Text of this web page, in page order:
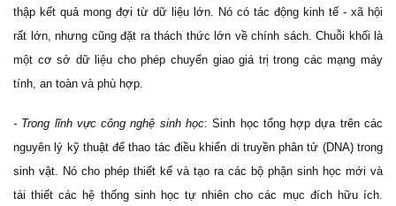
thập kết quả mong đợi từ dữ liệu lớn. Nó có tác động kinh tế - xã hội
rất lớn, nhưng cũng đặt ra thách thức lớn về chính sách. Chuỗi khối là
một cơ sở dữ liệu cho phép chuyển giao giá trị trong các mạng máy
tính, an toàn và phù hợp.
- Trong lĩnh vực công nghệ sinh học: Sinh học tổng hợp dựa trên các
nguyên lý kỹ thuật để thao tác điều khiển di truyền phân tử (DNA) trong
sinh vật. Nó cho phép thiết kế và tạo ra các bộ phận sinh học mới và
tái thiết các hệ thống sinh học tự nhiên cho các mục đích hữu ích.